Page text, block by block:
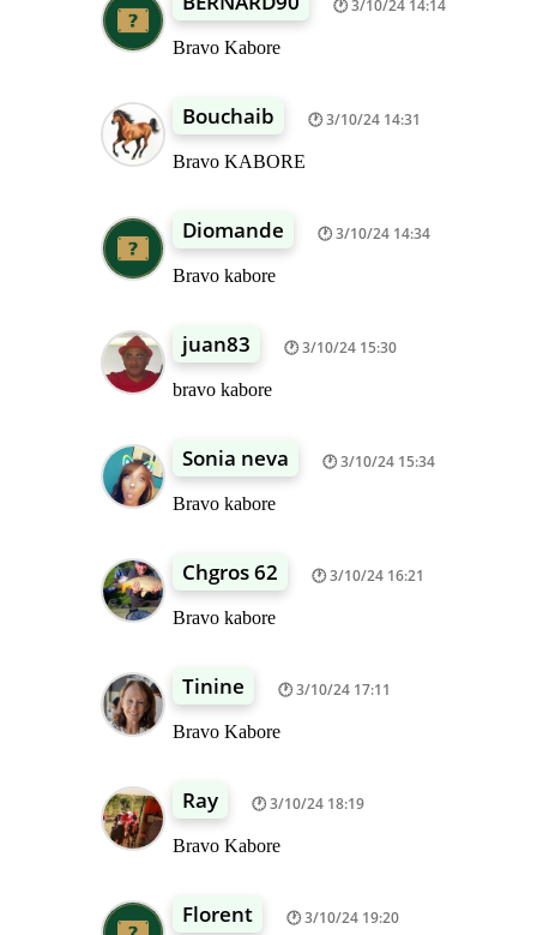
3/10/24 14:14
Bravo Kabore
Bouchaib 3/10/24 14:31
Bravo KABORE
Diomande 3/10/24 14:34
Bravo kabore
juan83 3/10/24 15:30
bravo kabore
Sonia neva 3/10/24 15:34
Bravo kabore
Chgros 62 3/10/24 16:21
Bravo kabore
Tinine 3/10/24 17:11
Bravo Kabore
Ray 3/10/24 18:19
Bravo Kabore
Florent 3/10/24 19:20